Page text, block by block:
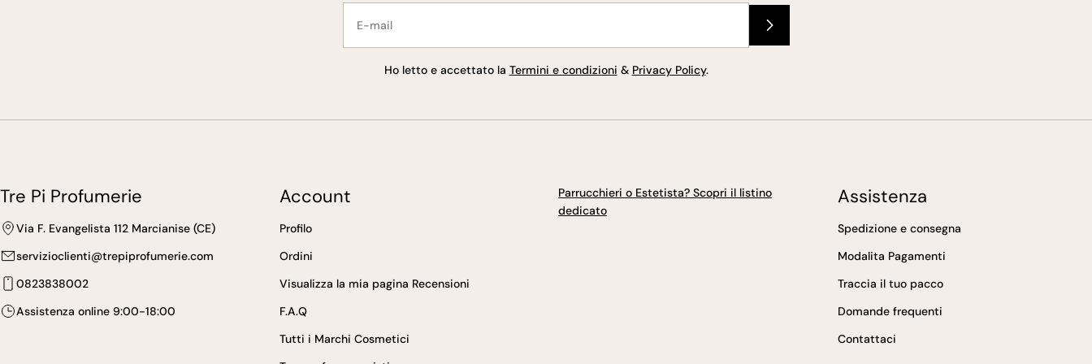
mail
Ho letto e accettato la Termini e condizioni & Privacy Policy.
Tre Pi Profumerie
Via F. Evangelista 112 Marcianise (CE)
servizioclienti@trepiprofumerie.com
0823838002
Assistenza online 9:00-18:00
Account
Profilo
Ordini
Visualizza la mia pagina Recensioni
F.A.Q
Tutti i Marchi Cosmetici
Parrucchieri o Estetista? Scopri il listino
dedicato
Assistenza
Spedizione e consegna
Modalita Pagamenti
Traccia il tuo pacco
Domande frequenti
Contattaci